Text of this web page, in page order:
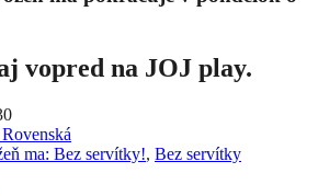
vopred na JOJ play.
ma: Bez servítky!, Bez servítky